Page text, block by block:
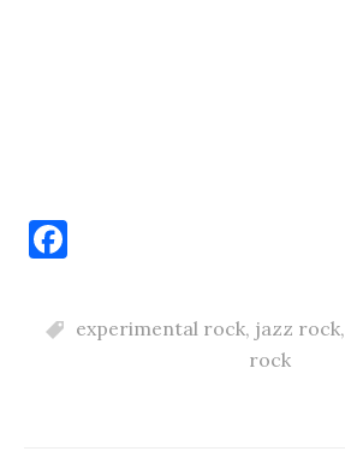
c
experimental rock, jazz rock,
rock